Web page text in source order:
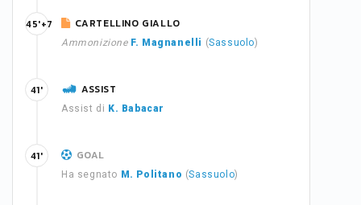
CARTELLINO GIALLO
Ammonizione F. Magnanelli (Sassuolo)
45'+7
ASSIST
Assist di K. Babacar
41'
GOAL
Ha segnato M. Politano (Sassuolo)
41'